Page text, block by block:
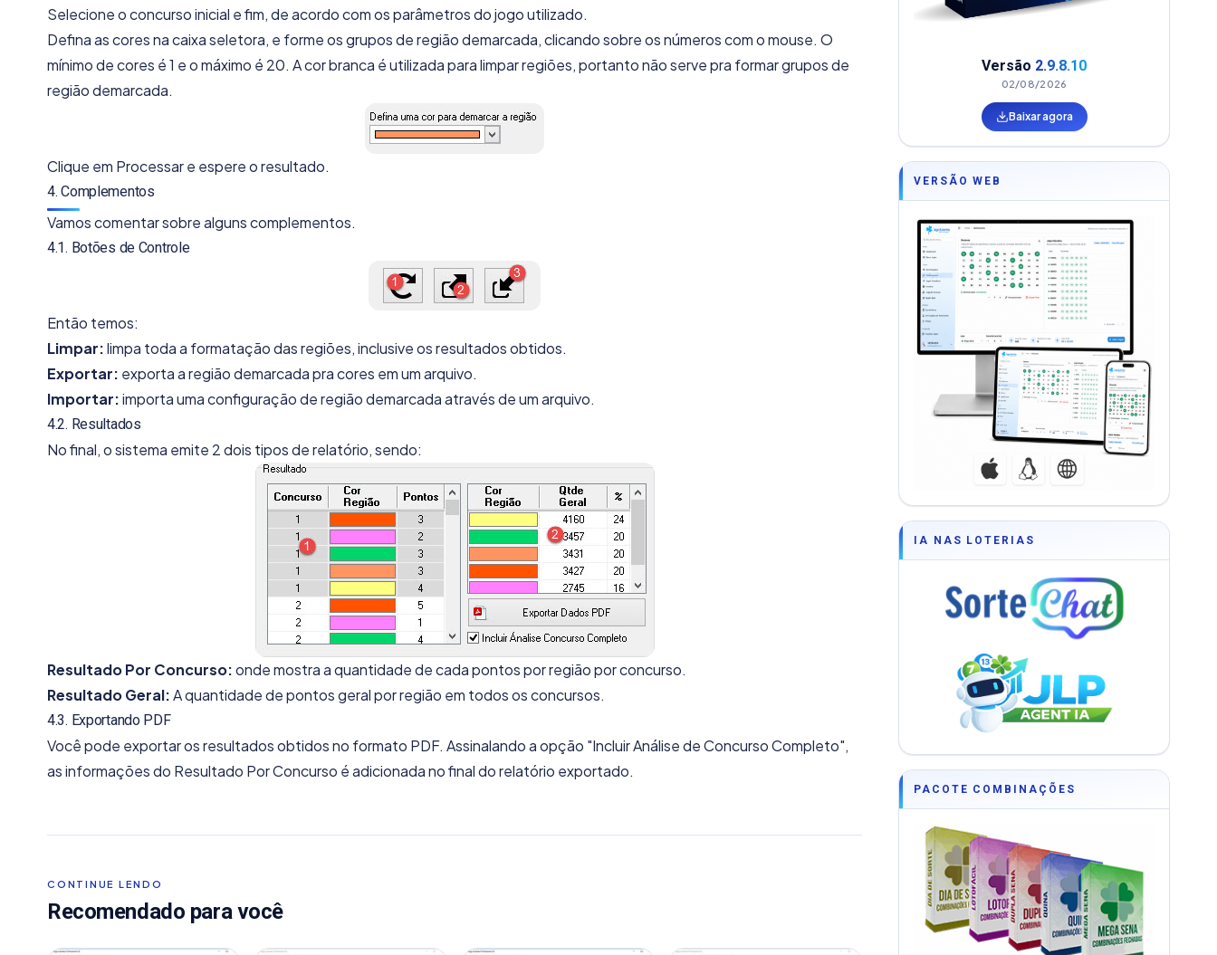
Selecione o concurso inicial e fim, de acordo com os parâmetros do jogo utilizado.
Defina as cores na caixa seletora, e forme os grupos de região demarcada, clicando sobre os números com o mouse. O
mínimo de cores é 1 e o máximo é 20. A cor branca é utilizada para limpar regiões, portanto não serve pra formar grupos de
região demarcada.
Clique em Processar e espere o resultado.
4. Complementos
Vamos comentar sobre alguns complementos.
4.1. Botões de Controle
Então temos:
Limpar:limpa toda a formatação das regiões, inclusive os resultados obtidos.
Exportar: exporta a região demarcada pra cores em um arquivo.
Importar:importa uma configuração de região demarcada através de um arquivo.
4.2. Resultados
No final, o sistema emite 2 dois tipos de relatório, sendo:
Resultado Por Concurso:onde mostra a quantidade de cada pontos por região por concurso.
Resultado Geral:A quantidade de pontos geral por região em todos os concursos.
4.3. Exportando PDF
Você pode exportar os resultados obtidos no formato PDF. Assinalando a opção "Incluir Análise de Concurso Completo",
as informações do Resultado Por Concurso é adicionada no final do relatório exportado.
CONTINUE LENDO
Recomendado para você
Versão 2.9.8.10
02/08/2026
Baixar agora
VERSÃO WEB
IA NAS LOTERIAS
PACOTE COMBINAÇÕES